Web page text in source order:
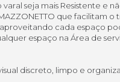
seja mais Resistente e
que facilitam o
cada espaço
espaço na Área de
discreto, limpo e